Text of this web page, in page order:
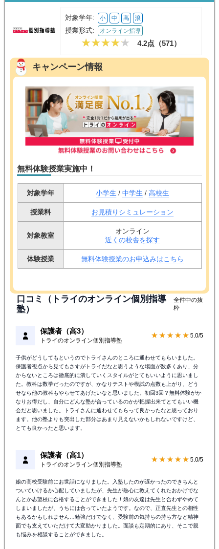
対象学年: 小 中 高 浪
授業形式: オンライン指導
4.2点（571）
キャンペーン情報
無料体験授業実施中！
対象学年 小学生 / 中学生 / 高校生
授業料 お見積りシミュレーション
対象教室
オンライン
近くの校舎を探す
体験授業 無料体験授業のお申込みはこちら
口コミ（トライのオンライン個別指導
塾）
全件中の抜
粋
保護者（高3）
トライのオンライン個別指導塾
★★★★★ 5.0/5
子供がどうしてもというのでトライさんのところに通わせてもらいました。
保護者視点から見てもさすがトライだなと思うような場面が数多くあり、分
からないところは徹底的に潰していくスタイルがとてもいいように思いまし
た。教科は数学だったのですが、かなりテストや模試の点数も上がり、どう
せなら他の教科もやらせてあげたいなと思いました。初回3回？無料体験がか
なりお得だし、自分にどんな塾が合っているのかが把握出来てとてもいい機
会だと思いました。トライさんに通わせてもらって良かったなと思っており
ます。他の塾よりも突出した部分はあまり見えないかもしれないですけど、
とても良かったと思います。
保護者（高1）
トライのオンライン個別指導塾
★★★★★ 5.0/5
娘の高校受験前にお世話になりました。入塾したのが遅かったのできちんと
ついていけるか心配していましたが、先生が熱心に教えてくれたおかげでな
んとか志望校に合格することができました！娘の友達は先生と合わずやめて
しまいましたが、うちには合っていたようです。なので、正直先生との相性
もあるかもしれません…勉強だけでなく、受験前の気持ちの持ち方など精神
面でも支えていただけて大変助かりました。面談も定期的にあり、そこで親
も悩みを相談することができました。